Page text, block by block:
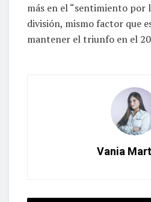
más en el “sentimiento por
división, mismo factor que
mantener el triunfo en el
Vania